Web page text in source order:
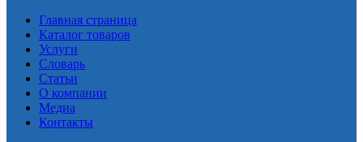
Главная страница
Каталог товаров
Услуги
Словарь
Статьи
О компании
Медиа
Контакты